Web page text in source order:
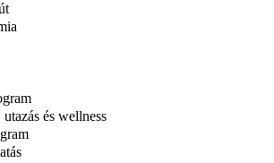
utazás és wellness